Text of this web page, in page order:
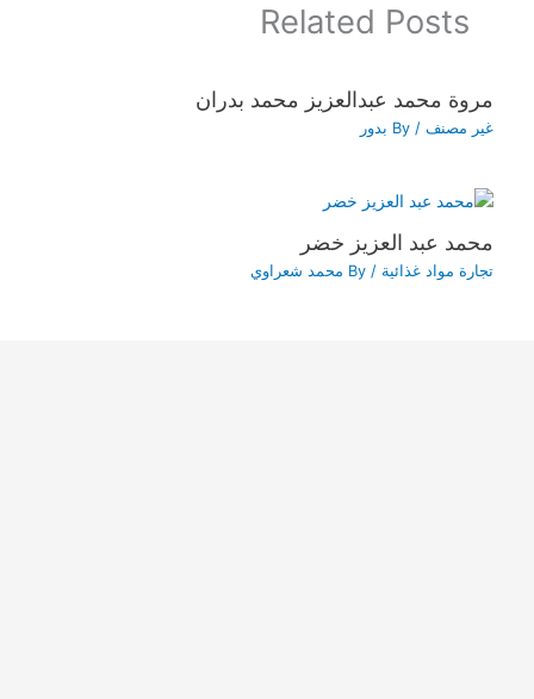
Related Posts
مروة محمد عبدالعزيز محمد بدران
غير مصنف / By بدور
محمد عبد العزيز خضر
تجارة مواد غذائية / By محمد شعراوي